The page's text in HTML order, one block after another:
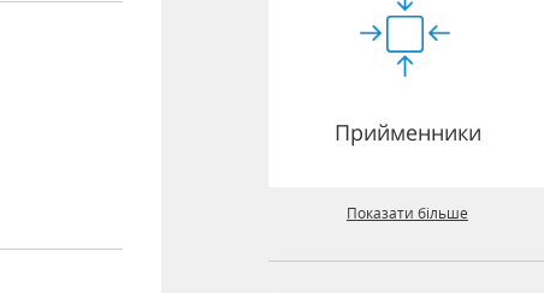
Прийменники
Показати більше